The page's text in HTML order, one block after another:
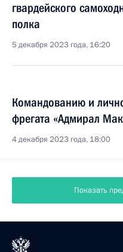
гвардейского
полка
5 декабря 2023 года, 16:20
Командованию и
фрегата «Адмирал
4 декабря 2023 года, 18:00
Показать